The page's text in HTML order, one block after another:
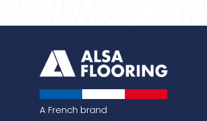
A French brand